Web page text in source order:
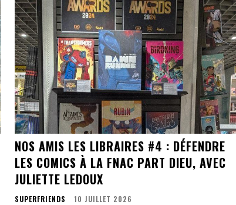
NOS AMIS LES LIBRAIRES #4 : DÉFENDRE
LES COMICS À LA FNAC PART DIEU, AVEC
JULIETTE LEDOUX
SUPERFRIENDS 10 JUILLET 2026